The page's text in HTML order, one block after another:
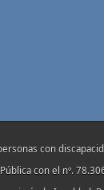
con
con el nº.